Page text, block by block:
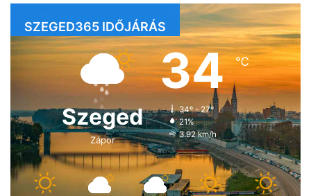
SZEGED365 IDŐJÁRÁS
Szeged
Zápor
34℃
34º - 27º
21%
3.92 km/h